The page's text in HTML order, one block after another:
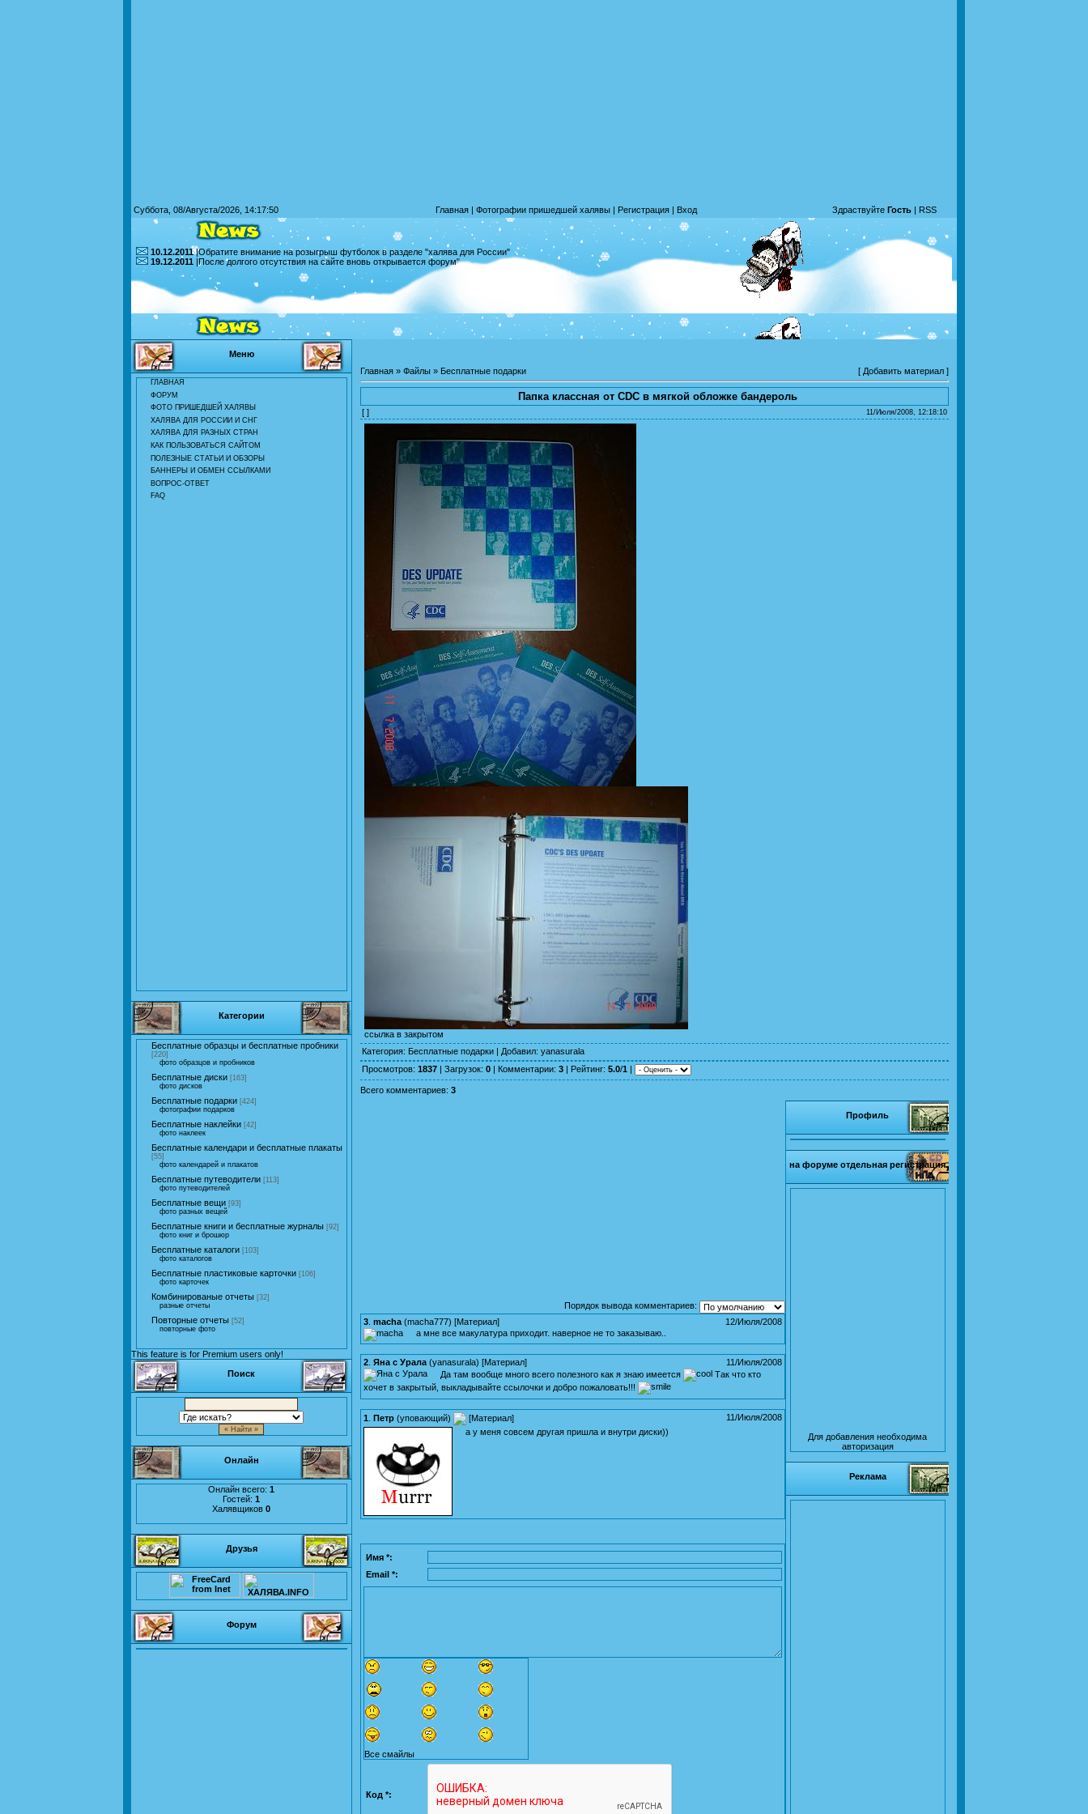
Суббота, 08/Августа/2026, 14:17:50 Главная | Фотографии пришедшей халявы | Регистрация | Вход Здраствуйте Гость | RSS
10.12.2011|Обратите внимание на розыгрыш футболок в разделе "халява для России"
19.12.2011 |После долгого отсутствия на сайте вновь открывается форум"
Меню
ГЛАВНАЯ
ФОРУМ
ФОТО ПРИШЕДШЕЙ ХАЛЯВЫ
ХАЛЯВА ДЛЯ РОССИИ И СНГ
ХАЛЯВА ДЛЯ РАЗНЫХ СТРАН
КАК ПОЛЬЗОВАТЬСЯ САЙТОМ
ПОЛЕЗНЫЕ СТАТЬИ И ОБЗОРЫ
БАННЕРЫ И ОБМЕН ССЫЛКАМИ
ВОПРОС-ОТВЕТ
FAQ
Категории
Бесплатные образцы и бесплатные пробники
[220]
фото образцов и пробников
Бесплатные диски [163]
фото дисков
Бесплатные подарки [424]
фотографии подарков
Бесплатные наклейки [42]
фото наклеек
Бесплатные календари и бесплатные плакаты
[55]
фото календарей и плакатов
Бесплатные путеводители [113]
фото путеводителей
Бесплатные вещи [93]
фото разных вещей
Бесплатные книги и бесплатные журналы [92]
фото книг и брошюр
Бесплатные каталоги [103]
фото каталогов
Бесплатные пластиковые карточки [106]
фото карточек
Комбинированые отчеты [32]
разные отчеты
Повторные отчеты [52]
повторные фото
This feature is for Premium users only!
Поиск
Онлайн
Онлайн всего: 1
Гостей: 1
Халявщиков 0
Друзья
Форум
Главная » Файлы » Бесплатные подарки [ Добавить материал ]
Папка классная от СDC в мягкой обложке бандероль
[ ] 11/Июля/2008, 12:18:10
ссылка в закрытом
Категория: Бесплатные подарки | Добавил: yanasurala
Просмотров: 1837 | Загрузок: 0 | Комментарии: 3 | Рейтинг: 5.0/1 |
Всего комментариев: 3
Порядок вывода комментариев:
12/Июля/2008
3 macha (macha777) [Материал]
а мне все макулатура приходит. наверное не то заказываю..
11/Июля/2008
2 Яна с Урала (yanasurala) [Материал]
Да там вообще много всего полезного как я знаю имеется
Так что кто
хочет в закрытый, выкладывайте ссылочки и добро пожаловать!!!
11/Июля/2008
1 Петр (уповающий) [Материал]
а у меня совсем другая пришла и внутри диски))
Имя *:
Email *:
Все смайлы
Код *:
Профиль
на форуме отдельная регистрация
Для добавления необходима
авторизация
Реклама